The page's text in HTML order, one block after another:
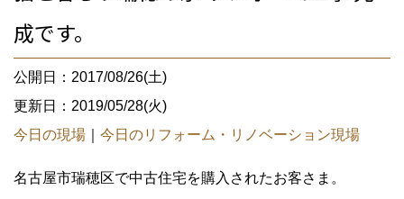
成です。
公開日：2017/08/26(土)
更新日：2019/05/28(火)
今日の現場
今日のリフォーム・リノベーション現場
名古屋市瑞穂区で中古住宅を購入されたお客さま。